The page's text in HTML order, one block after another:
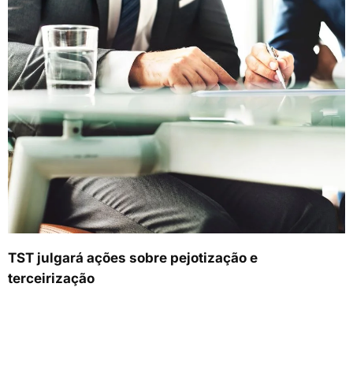
TST julgará ações sobre pejotização e
terceirização